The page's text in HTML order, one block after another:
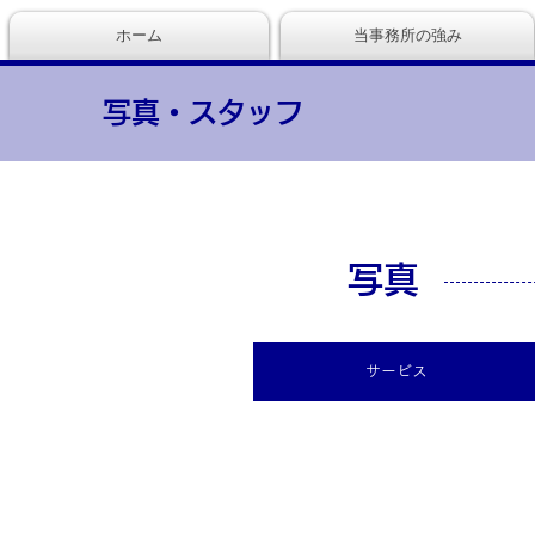
ホーム 当事務所の強み
写真・スタッフ
写真
サービス